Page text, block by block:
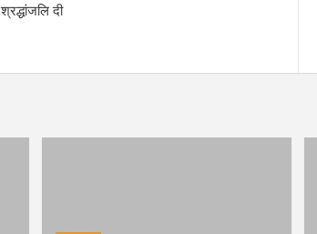
श्रद्धांजलि दी